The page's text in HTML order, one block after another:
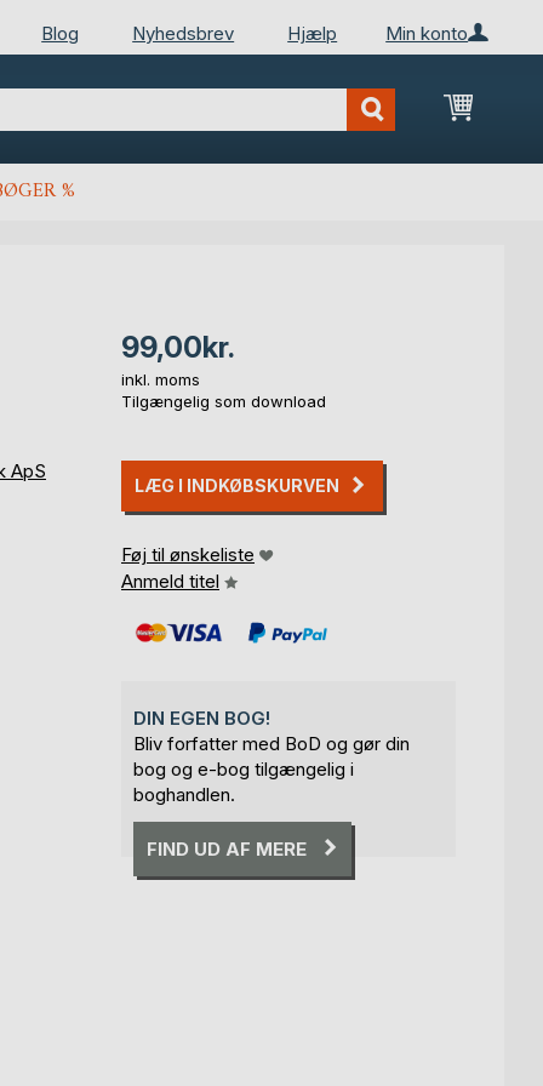
Min konto
Blog Nyhedsbrev Hjælp
Min
%
ApS
99,00kr.
inkl. moms
Tilgængelig som download
LÆG I INDKØBSKURVEN
Føj til ønskeliste
Anmeld titel
DIN EGEN BOG!
Bliv forfatter med BoD og gør din
bog og e-bog tilgængelig i
boghandlen.
FIND UD AF MERE